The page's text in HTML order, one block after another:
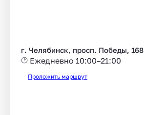
г. Челябинск, просп. Победы, 168
Ежедневно 10:00–21:00
Проложить маршрут